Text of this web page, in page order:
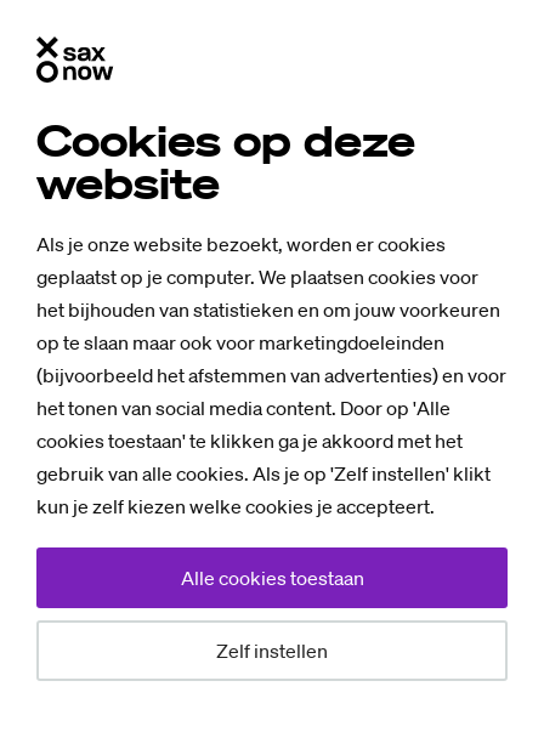
Cookies op deze
website
Als je onze website bezoekt, worden er cookies
geplaatst op je computer. We plaatsen cookies voor
het bijhouden van statistieken en om jouw voorkeuren
op te slaan maar ook voor marketingdoeleinden
(bijvoorbeeld het afstemmen van advertenties) en voor
het tonen van social media content. Door op 'Alle
cookies toestaan' te klikken ga je akkoord met het
gebruik van alle cookies. Als je op 'Zelf instellen' klikt
kun je zelf kiezen welke cookies je accepteert.
Zelf instellen
Alle cookies toestaan